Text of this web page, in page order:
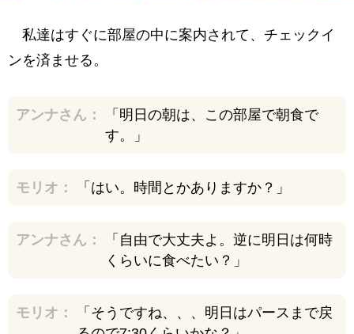
私達はすぐに部屋の中に案内されて、チェックイ
ンを済ませる。
アンナさん：
「明日の朝は、この部屋で朝食で
す。」
モリオ： 「はい。時間とかありますか？」
アンナさん：
「自由で大丈夫よ。逆に明日は何時
くらいに食べたい？」
モリオ：
「そうですね、、、明日はパースまで戻